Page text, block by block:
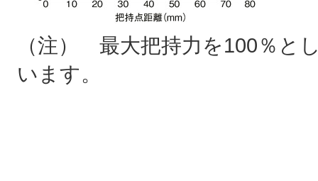
（注） 最大把持力を100％と
います。